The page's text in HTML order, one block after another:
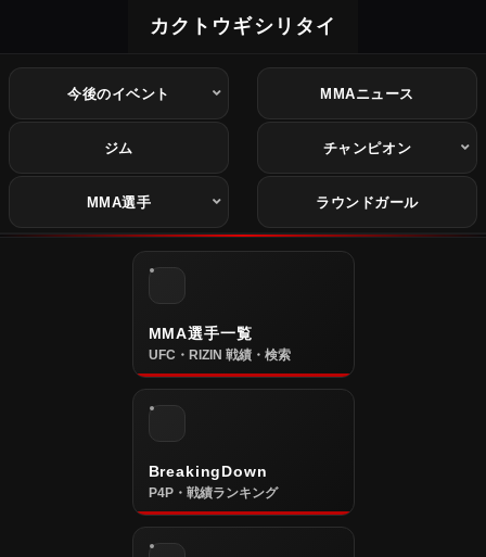
カクトウギシリタイ
今後のイベント MMAニュース
ジム チャンピオン
MMA選手 ラウンドガール
MMA選手一覧
UFC・RIZIN 戦績・検索
BreakingDown
P4P・戦績ランキング